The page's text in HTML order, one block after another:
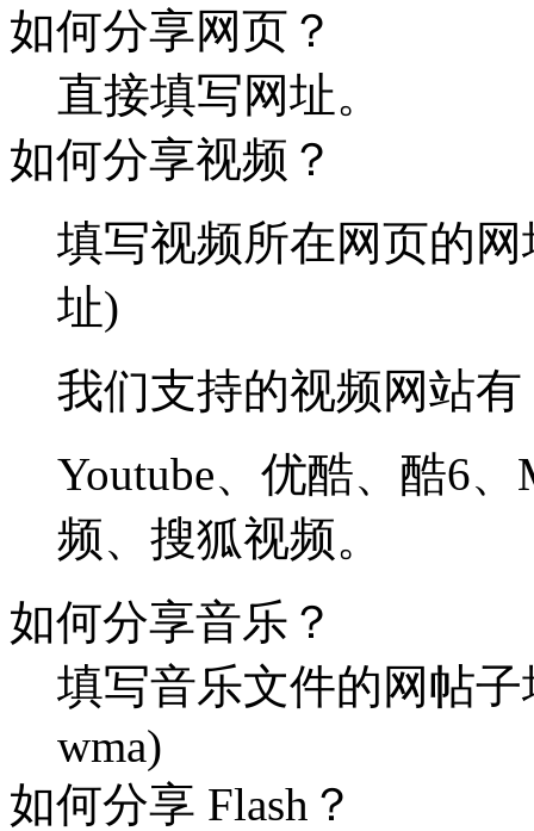
如何分享网页？
直接填写网址。
如何分享视频？
填写视频所在网页的
址)
我们支持的视频网站有
Youtube、优酷、酷6
频、搜狐视频。
如何分享音乐？
填写音乐文件的网帖
wma)
如何分享 Flash？